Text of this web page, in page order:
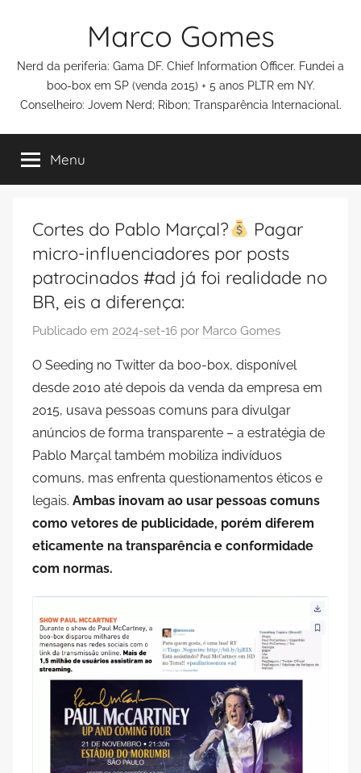
conteúdo
Marco Gomes
Nerd da periferia: Gama DF. Chief Information Officer. Fundei a
boo-box em SP (venda 2015) + 5 anos PLTR em NY.
Conselheiro: Jovem Nerd; Ribon; Transparência Internacional.
Menu
Cortes do Pablo Marçal?
Pagar
micro-influenciadores por posts
patrocinados #ad já foi realidade no
BR, eis a diferença:
Publicado em 2024-set-16 por Marco Gomes
O Seeding no Twitter da boo-box, disponível
desde 2010 até depois da venda da empresa em
2015, usava pessoas comuns para divulgar
anúncios de forma transparente – a estratégia de
Pablo Marçal também mobiliza indivíduos
comuns, mas enfrenta questionamentos éticos e
legais. Ambas inovam ao usar pessoas comuns
como vetores de publicidade, porém diferem
eticamente na transparência e conformidade
com normas.